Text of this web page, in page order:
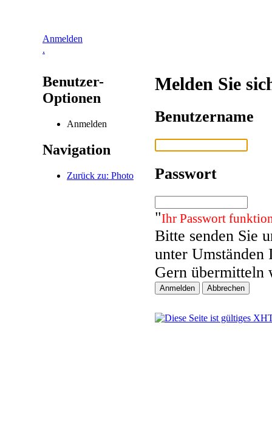
Anmelden
.
Benutzer-
Optionen
Anmelden
Navigation
Zurück zu: Photo
Melden Sie
Benutzername
Passwort
"Ihr Passwort
Bitte senden Sie
unter Umständen
Gern übermitteln